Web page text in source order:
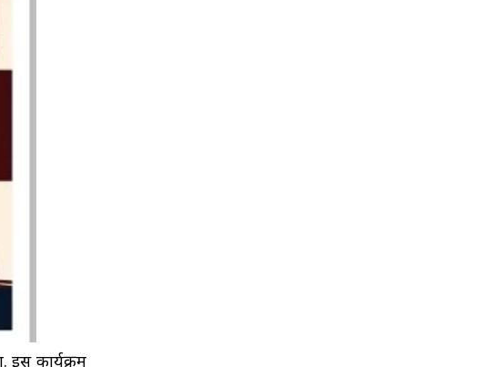
कार्यक्रम